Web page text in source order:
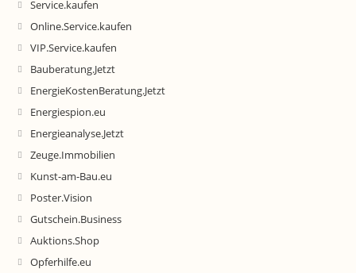
Service.kaufen
Online.Service.kaufen
VIP.Service.kaufen
Bauberatung.Jetzt
EnergieKostenBeratung.Jetzt
Energiespion.eu
Energieanalyse.Jetzt
Zeuge.Immobilien
Kunst-am-Bau.eu
Poster.Vision
Gutschein.Business
Auktions.Shop
Opferhilfe.eu